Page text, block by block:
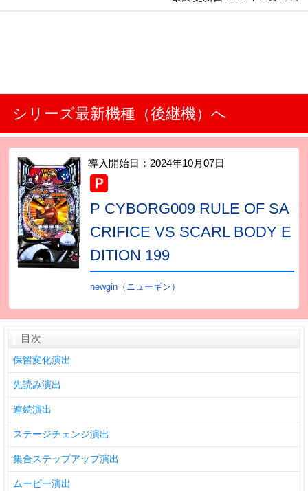
シリーズ最新機種（後継機）へ
導入開始日： 2024年10月07日
P CYBORG009 RULE OF SA
CRIFICE VS SCARL BODY E
DITION 199
newgin（ニューギン）
目次
保留変化演出
先読み演出
連続演出
ステージチェンジ演出
集合ステップアップ演出
ムービー演出